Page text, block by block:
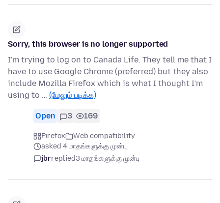
Sorry, this browser is no longer supported
I'm trying to log on to Canada Life. They tell me that I
have to use Google Chrome (preferred) but they also
include Mozilla Firefox which is what I thought I'm
using to … (மேலும் படிக்க)
Open 3 169
Firefox
Web compatibility
asked 4 மாதங்களுக்கு முன்பு
jbrreplied3 மாதங்களுக்கு முன்பு